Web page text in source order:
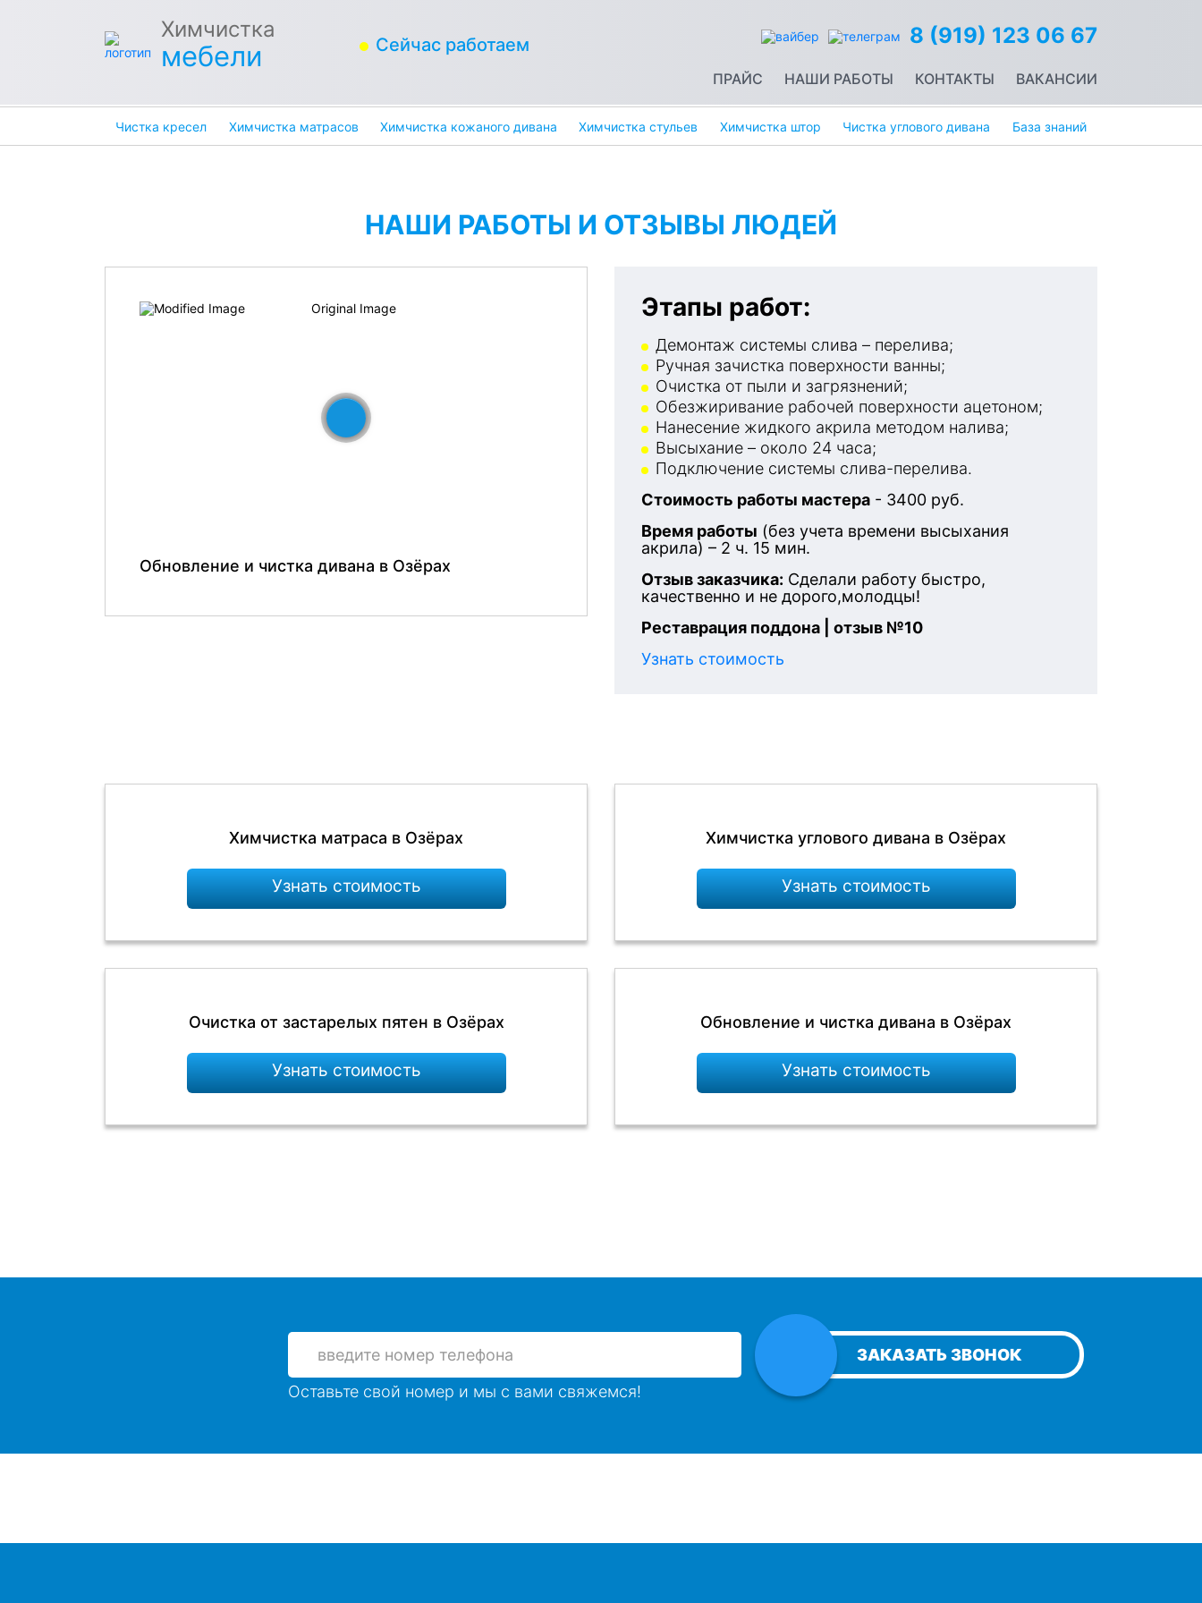
Химчистка
мебели Сейчас работаем 8 (919) 123 06 67
ПРАЙС НАШИ РАБОТЫ КОНТАКТЫ ВАКАНСИИ
Чистка кресел Химчистка матрасов Химчистка кожаного дивана Химчистка стульев Химчистка штор Чистка углового дивана База знаний
НАШИ РАБОТЫ И ОТЗЫВЫ ЛЮДЕЙ
Обновление и чистка дивана в Озёрах
Этапы работ:
Демонтаж системы слива – перелива;
Ручная зачистка поверхности ванны;
Очистка от пыли и загрязнений;
Обезжиривание рабочей поверхности ацетоном;
Нанесение жидкого акрила методом налива;
Высыхание – около 24 часа;
Подключение системы слива-перелива.
Стоимость работы мастера - 3400 руб.
Время работы (без учета времени высыхания
акрила) – 2 ч. 15 мин.
Отзыв заказчика: Сделали работу быстро,
качественно и не дорого,молодцы!
Реставрация поддона | отзыв №10
Узнать стоимость
Химчистка матраса в Озёрах
Узнать стоимость
Химчистка углового дивана в Озёрах
Узнать стоимость
Очистка от застарелых пятен в Озёрах
Узнать стоимость
Обновление и чистка дивана в Озёрах
Узнать стоимость
ЗАКАЗАТЬ ЗВОНОК
Оставьте свой номер и мы с вами свяжемся!